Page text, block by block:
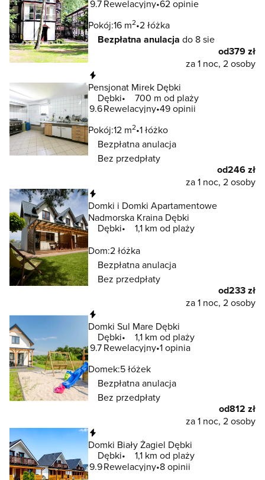
9.7Rewelacyjny 62 opinie
Pokój:16 m2 2 łóżka
Bezpłatna anulacja do 8 sie
od379 zł
za 1 noc, 2 osoby
Pensjonat Mirek Dębki
Dębki
700 m od plaży
9.6Rewelacyjny 49 opinii
Pokój:12 m2 1 łóżko
Bezpłatna anulacja
Bez przedpłaty
od246 zł
za 1 noc, 2 osoby
Domki i Domki Apartamentowe
Nadmorska Kraina Dębki
Dębki
1,1 km od plaży
Dom:2 łóżka
Bezpłatna anulacja
Bez przedpłaty
od233 zł
za 1 noc, 2 osoby
Domki Sul Mare Dębki
Dębki
1,1 km od plaży
9.7Rewelacyjny 1 opinia
Domek:5 łóżek
Bezpłatna anulacja
Bez przedpłaty
od812 zł
za 1 noc, 2 osoby
Domki Biały Żagiel Dębki
Dębki
1,1 km od plaży
9.9Rewelacyjny 8 opinii